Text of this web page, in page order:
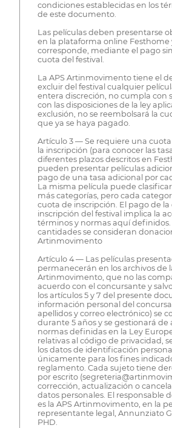
condiciones establecidas en los
de este documento.
Las películas deben presentarse
en la plataforma online Festhome
corresponde, mediante el pago
cuota del festival.
La APS Artinmovimento tiene el
excluir del festival cualquier
entera discreción, no cumpla con
con las disposiciones de la ley
exclusión, no se reembolsará la
que ya se haya pagado.
Artículo 3 — Se requiere una
la inscripción (para conocer las
diferentes plazos descritos en
pueden presentar películas
pago de una tasa adicional por
La misma película puede
más categorías, pero cada
cuota de inscripción. El pago de la
inscripción del festival implica la
términos y normas aquí definidos.
cantidades se consideran
Artinmovimento
Artículo 4 — Las películas
permanecerán en los archivos de
Artinmovimento, que no las
acuerdo con el concursante y
los artículos 5 y 7 del presente
información personal del
apellidos y correo electrónico) se
durante 5 años y se gestionará de
normas definidas en la Ley
relativas al código de privacidad,
los datos de identificación
únicamente para los fines
reglamento. Cada sujeto tiene
por escrito
corrección, actualización o
datos personales. El responsable
es la APS Artinmovimento, en la
representante legal, Annunziato
PHD.